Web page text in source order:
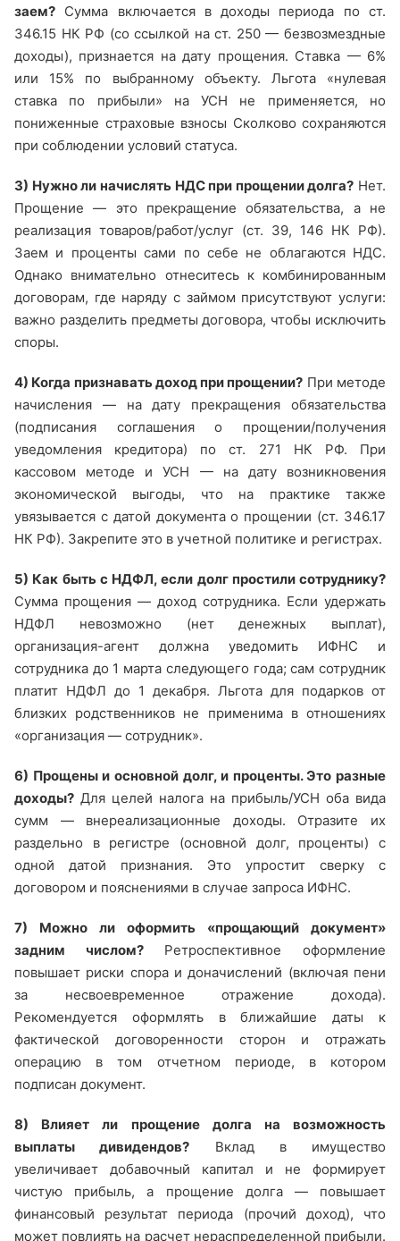
заем? Сумма включается в доходы периода по ст.
346.15 НК РФ (со ссылкой на ст. 250 — безвозмездные
доходы), признается на дату прощения. Ставка — 6%
или 15% по выбранному объекту. Льгота «нулевая
ставка по прибыли» на УСН не применяется, но
пониженные страховые взносы Сколково сохраняются
при соблюдении условий статуса.
3) Нужно ли начислять НДС при прощении долга? Нет.
Прощение — это прекращение обязательства, а не
реализация товаров/работ/услуг (ст. 39, 146 НК РФ).
Заем и проценты сами по себе не облагаются НДС.
Однако внимательно отнеситесь к комбинированным
договорам, где наряду с займом присутствуют услуги:
важно разделить предметы договора, чтобы исключить
споры.
4) Когда признавать доход при прощении? При методе
начисления — на дату прекращения обязательства
(подписания соглашения о прощении/получения
уведомления кредитора) по ст. 271 НК РФ. При
кассовом методе и УСН — на дату возникновения
экономической выгоды, что на практике также
увязывается с датой документа о прощении (ст. 346.17
НК РФ). Закрепите это в учетной политике и регистрах.
5) Как быть с НДФЛ, если долг простили сотруднику?
Сумма прощения — доход сотрудника. Если удержать
НДФЛ невозможно (нет денежных выплат),
организация-агент должна уведомить ИФНС и
сотрудника до 1 марта следующего года; сам сотрудник
платит НДФЛ до 1 декабря. Льгота для подарков от
близких родственников не применима в отношениях
«организация — сотрудник».
6) Прощены и основной долг, и проценты. Это разные
доходы? Для целей налога на прибыль/УСН оба вида
сумм — внереализационные доходы. Отразите их
раздельно в регистре (основной долг, проценты) с
одной датой признания. Это упростит сверку с
договором и пояснениями в случае запроса ИФНС.
7) Можно ли оформить «прощающий документ»
задним числом?Ретроспективное оформление
повышает риски спора и доначислений (включая пени
за несвоевременное отражение дохода).
Рекомендуется оформлять в ближайшие даты к
фактической договоренности сторон и отражать
операцию в том отчетном периоде, в котором
подписан документ.
8) Влияет ли прощение долга на возможность
выплаты дивидендов? Вклад в имущество
увеличивает добавочный капитал и не формирует
чистую прибыль, а прощение долга — повышает
финансовый результат периода (прочий доход), что
может повлиять на расчет нераспределенной прибыли.